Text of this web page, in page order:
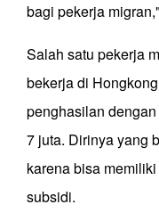
bagi pekerja
Salah satu pekerja
bekerja di
penghasilan
7 juta. Dirinya yang
karena bisa
subsidi.